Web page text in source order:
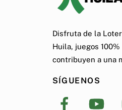
Disfruta de la
Huila, juegos
contribuyen a una
SÍGUENOS